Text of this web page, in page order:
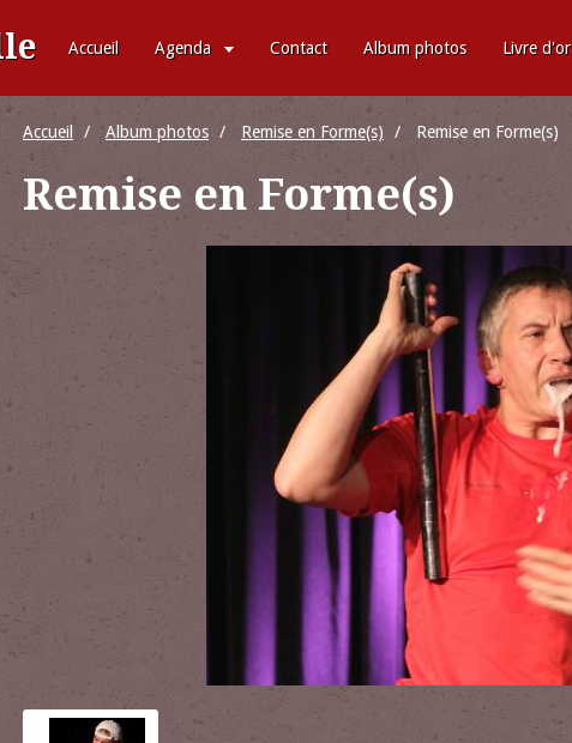
Accueil Agenda Contact Album photos Livre d'or
Accueil Album photos Remise en Forme(s) Remise en Forme(s)
Remise en Forme(s)